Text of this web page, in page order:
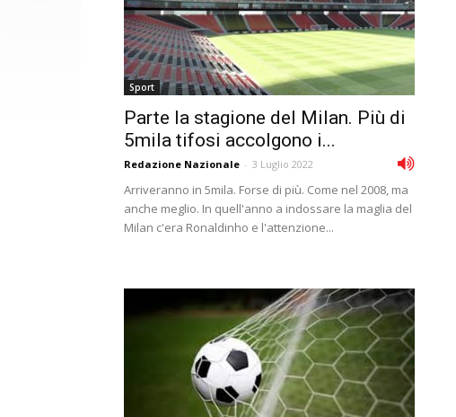
Sport
Parte la stagione del Milan. Più di
5mila tifosi accolgono i...
Redazione Nazionale - 3 Luglio 2022
Arriveranno in 5mila. Forse di più. Come nel 2008, ma
anche meglio. In quell'anno a indossare la maglia del
Milan c'era Ronaldinho e l'attenzione...